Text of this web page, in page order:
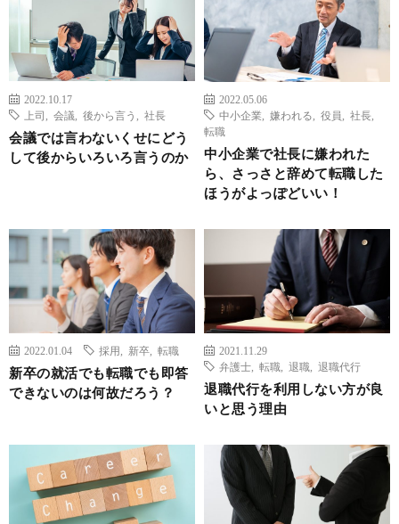
2022.10.17
上司
会議 後から言う 社長
会議では言わないくせにどう
して後からいろいろ言うのか
2022.05.06
中小企業
嫌われる 役員 社長
転職
中小企業で社長に嫌われた
ら、さっさと辞めて転職した
ほうがよっぽどいい！
2022.01.04 採用 新卒 転職
新卒の就活でも転職でも即答
できないのは何故だろう？
2021.11.29
弁護士
転職 退職 退職代行
退職代行を利用しない方が良
いと思う理由